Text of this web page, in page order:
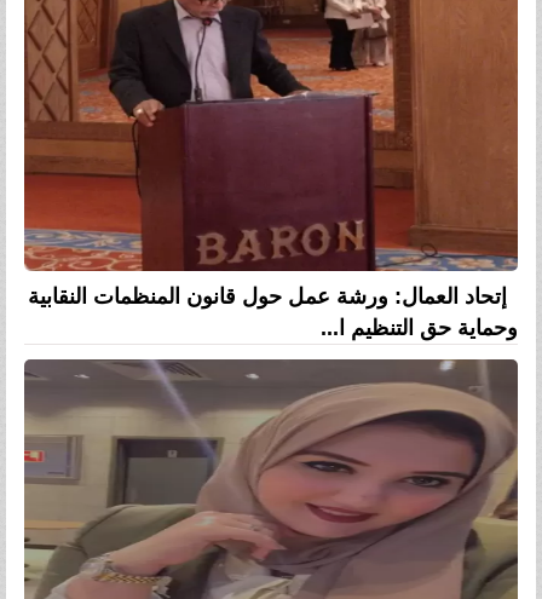
إتحاد العمال: ورشة عمل حول قانون المنظمات النقابية
وحماية حق التنظيم ا...